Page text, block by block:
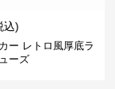
込)
ー レトロ風厚底ラ
ーズ